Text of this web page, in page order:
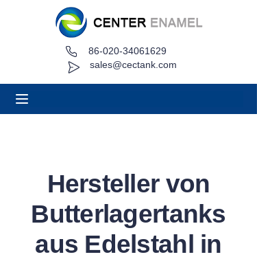
sales@cectank.com
86-020-34061629
Hersteller von
Butterlagertanks
aus Edelstahl in
Um
Angebot anfordern